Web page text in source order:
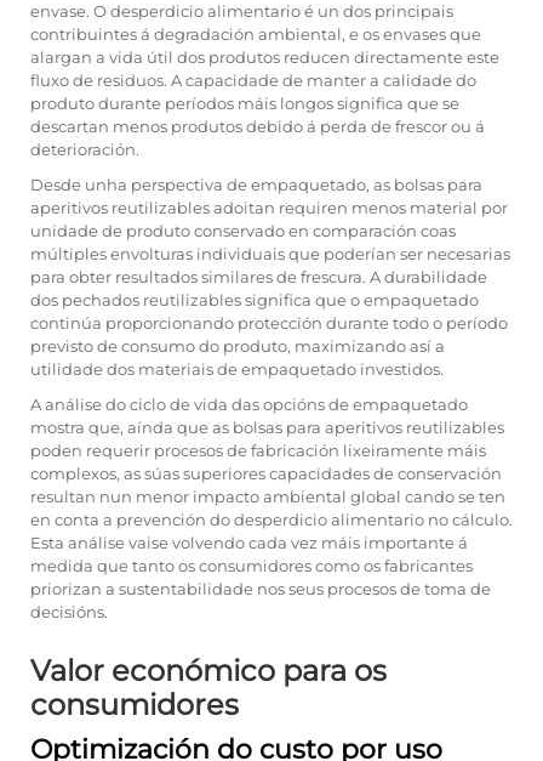
envase. O desperdicio alimentario é un dos principais
contribuintes á degradación ambiental, e os envases que
alargan a vida útil dos produtos reducen directamente este
fluxo de residuos. A capacidade de manter a calidade do
produto durante períodos máis longos significa que se
descartan menos produtos debido á perda de frescor ou á
deterioración.
Desde unha perspectiva de empaquetado, as bolsas para
aperitivos reutilizables adoitan requiren menos material por
unidade de produto conservado en comparación coas
múltiples envolturas individuais que poderían ser necesarias
para obter resultados similares de frescura. A durabilidade
dos pechados reutilizables significa que o empaquetado
continúa proporcionando protección durante todo o período
previsto de consumo do produto, maximizando así a
utilidade dos materiais de empaquetado investidos.
A análise do ciclo de vida das opcións de empaquetado
mostra que, aínda que as bolsas para aperitivos reutilizables
poden requerir procesos de fabricación lixeiramente máis
complexos, as súas superiores capacidades de conservación
resultan nun menor impacto ambiental global cando se ten
en conta a prevención do desperdicio alimentario no cálculo.
Esta análise vaise volvendo cada vez máis importante á
medida que tanto os consumidores como os fabricantes
priorizan a sustentabilidade nos seus procesos de toma de
decisións.
Valor económico para os
consumidores
Optimización do custo por uso